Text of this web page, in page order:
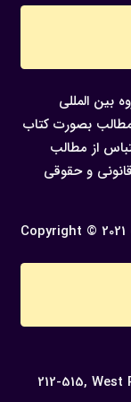
بین المللی
مطالب بصورت کتاب
از مطالب
و حقوقی
Copyright ©
212-515,